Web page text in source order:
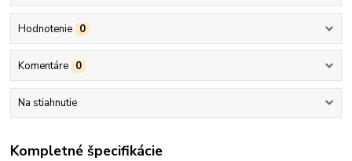
Hodnotenie 0
Komentáre 0
Na stiahnutie
Kompletné špecifikácie